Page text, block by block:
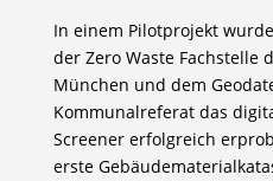
In einem Pilotprojekt
der Zero Waste Fachstelle
München und dem
Kommunalreferat das
Screener erfolgreich
erste